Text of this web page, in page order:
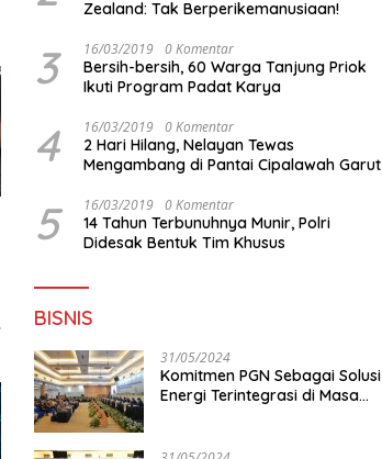
Zealand: Tak Berperikemanusiaan!
3 16/03/2019 0 Komentar
Bersih-bersih, 60 Warga Tanjung Priok
Ikuti Program Padat Karya
4 16/03/2019 0 Komentar
2 Hari Hilang, Nelayan Tewas
Mengambang di Pantai Cipalawah Garut
5 16/03/2019 0 Komentar
14 Tahun Terbunuhnya Munir, Polri
Didesak Bentuk Tim Khusus
BISNIS
31/05/2024
Komitmen PGN Sebagai Solusi
Energi Terintegrasi di Masa